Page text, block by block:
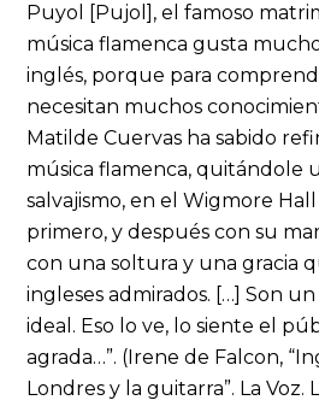
Puyol [Pujol], el famoso
música flamenca gusta
inglés, porque para
necesitan muchos
Matilde Cuervas ha sabido
música flamenca, quitándole
salvajismo, en el Wigmore
primero, y después con su
con una soltura y una gracia
ingleses admirados. […] Son
ideal. Eso lo ve, lo siente el
agrada…”. (Irene de Falcon,
Londres y la guitarra”. La Voz.